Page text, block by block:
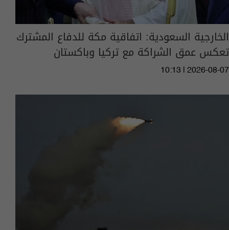
الخارجية السعودية: اتفاقية مكة للدفاع المشترك
تعكس عمق الشراكة مع تركيا وباكستان
10:13 | 2026-08-07